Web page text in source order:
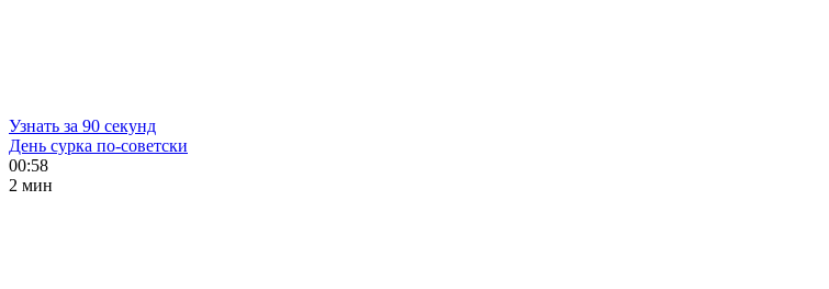
Узнать за 90 секунд
День сурка по-советски
00:58
2 мин